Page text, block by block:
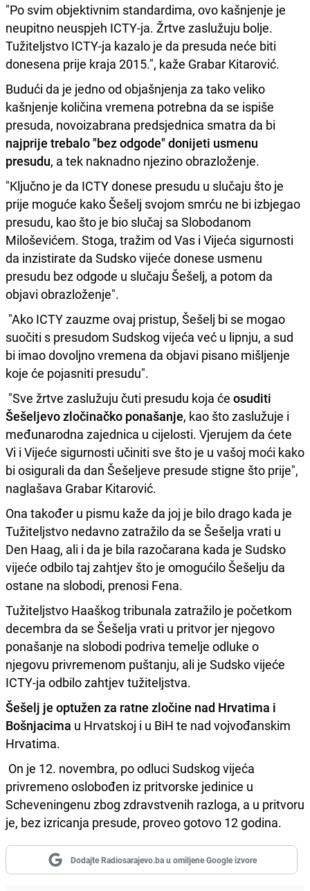
"Po svim objektivnim standardima, ovo kašnjenje je
neupitno neuspjeh ICTY-ja. Žrtve zaslužuju bolje.
Tužiteljstvo ICTY-ja kazalo je da presuda neće biti
donesena prije kraja 2015.", kaže Grabar Kitarović.
Budući da je jedno od objašnjenja za tako veliko
kašnjenje količina vremena potrebna da se ispiše
presuda, novoizabrana predsjednica smatra da bi
najprije trebalo "bez odgode" donijeti usmenu
presudu, a tek naknadno njezino obrazloženje.
"Ključno je da ICTY donese presudu u slučaju što je
prije moguće kako Šešelj svojom smrću ne bi izbjegao
presudu, kao što je bio slučaj sa Slobodanom
Miloševićem. Stoga, tražim od Vas i Vijeća sigurnosti
da inzistirate da Sudsko vijeće donese usmenu
presudu bez odgode u slučaju Šešelj, a potom da
objavi obrazloženje".
"Ako ICTY zauzme ovaj pristup, Šešelj bi se mogao
suočiti s presudom Sudskog vijeća već u lipnju, a sud
bi imao dovoljno vremena da objavi pisano mišljenje
koje će pojasniti presudu".
"Sve žrtve zaslužuju čuti presudu koja će osuditi
Šešeljevo zločinačko ponašanje, kao što zaslužuje i
međunarodna zajednica u cijelosti. Vjerujem da ćete
Vi i Vijeće sigurnosti učiniti sve što je u vašoj moći kako
bi osigurali da dan Šešeljeve presude stigne što prije",
naglašava Grabar Kitarović.
Ona također u pismu kaže da joj je bilo drago kada je
Tužiteljstvo nedavno zatražilo da se Šešelja vrati u
Den Haag, ali i da je bila razočarana kada je Sudsko
vijeće odbilo taj zahtjev što je omogućilo Šešelju da
ostane na slobodi, prenosi Fena.
Tužiteljstvo Haaškog tribunala zatražilo je početkom
decembra da se Šešelja vrati u pritvor jer njegovo
ponašanje na slobodi podriva temelje odluke o
njegovu privremenom puštanju, ali je Sudsko vijeće
ICTY-ja odbilo zahtjev tužiteljstva.
Šešelj je optužen za ratne zločine nad Hrvatima i
Bošnjacima u Hrvatskoj i u BiH te nad vojvođanskim
Hrvatima.
On je 12. novembra, po odluci Sudskog vijeća
privremeno oslobođen iz pritvorske jedinice u
Scheveningenu zbog zdravstvenih razloga, a u pritvoru
je, bez izricanja presude, proveo gotovo 12 godina.
Dodajte Radiosarajevo.ba u omiljene Google izvore